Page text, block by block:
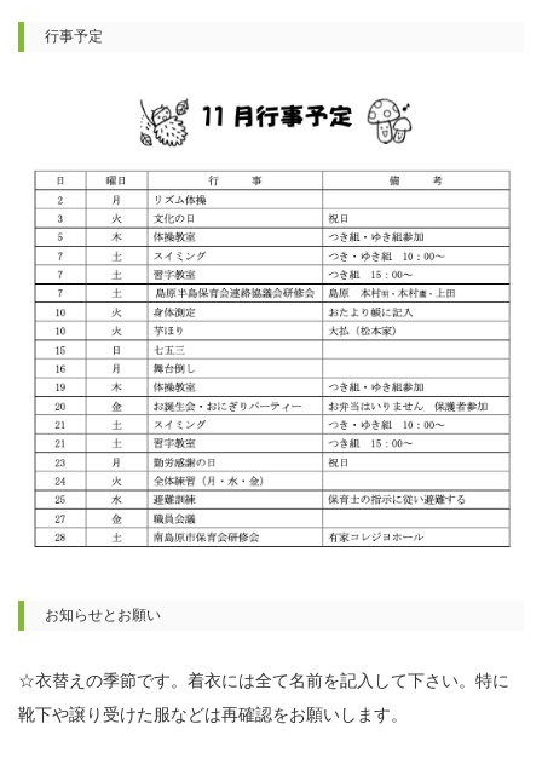
行事予定
お知らせとお願い
☆衣替えの季節です。着衣には全て名前を記入して下さい。特に
靴下や譲り受けた服などは再確認をお願いします。